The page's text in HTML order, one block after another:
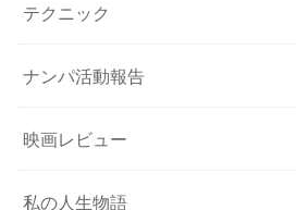
テクニック
ナンパ活動報告
映画レビュー
私の人生物語